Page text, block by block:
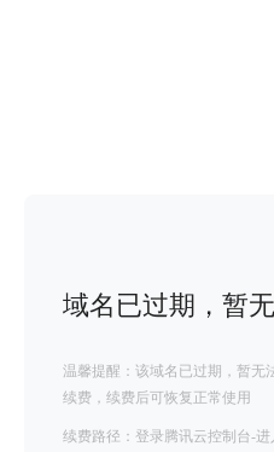
域名已过期，暂
温馨提醒：该域名已过期，暂无
续费，续费后可恢复正常使用
续费路径：登录腾讯云控制台-